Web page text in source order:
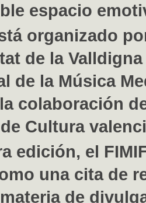
espacio
organizado
de la
de la Música
colaboración
Cultura
edición, el
una cita de
de